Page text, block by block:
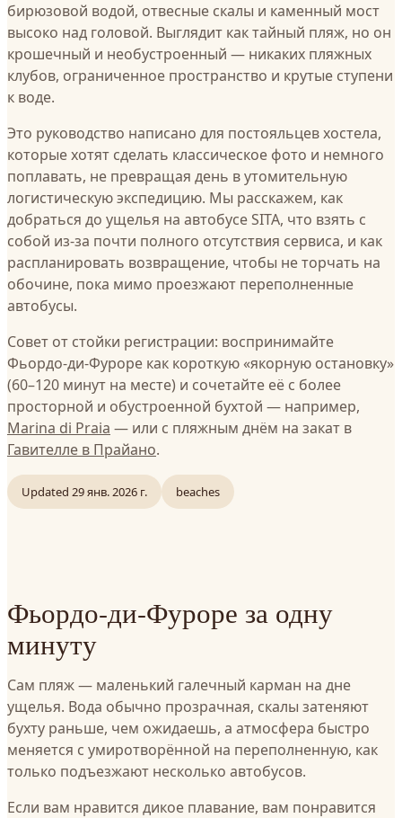
бирюзовой водой, отвесные скалы и каменный мост
высоко над головой. Выглядит как тайный пляж, но он
крошечный и необустроенный — никаких пляжных
клубов, ограниченное пространство и крутые ступени
к воде.
Это руководство написано для постояльцев хостела,
которые хотят сделать классическое фото и немного
поплавать, не превращая день в утомительную
логистическую экспедицию. Мы расскажем, как
добраться до ущелья на автобусе SITA, что взять с
собой из-за почти полного отсутствия сервиса, и как
распланировать возвращение, чтобы не торчать на
обочине, пока мимо проезжают переполненные
автобусы.
Совет от стойки регистрации: воспринимайте
Фьордо-ди-Фуроре как короткую «якорную остановку»
(60–120 минут на месте) и сочетайте её с более
просторной и обустроенной бухтой — например,
Marina di Praia — или с пляжным днём на закат в
Гавителле в Прайано.
Updated 29 янв. 2026 г. beaches
Фьордо-ди-Фуроре за одну
минуту
Сам пляж — маленький галечный карман на дне
ущелья. Вода обычно прозрачная, скалы затеняют
бухту раньше, чем ожидаешь, а атмосфера быстро
меняется с умиротворённой на переполненную, как
только подъезжают несколько автобусов.
Если вам нравится дикое плавание, вам понравится